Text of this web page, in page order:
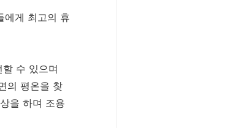
에게 최고의 휴
수 있으며
의 평온을 찾
을 하며 조용